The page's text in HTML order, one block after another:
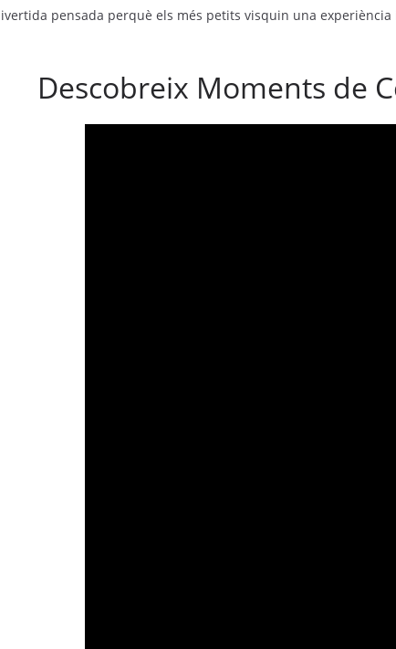
pensada perquè els més petits visquin una
Descobreix Moments de